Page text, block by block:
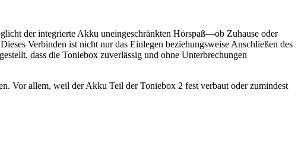
der integrierte Akku uneingeschränkten Hörspaß—ob Zuhause oder
Verbinden ist nicht nur das Einlegen beziehungsweise Anschließen des
dass die Toniebox zuverlässig und ohne Unterbrechungen
Vor allem, weil der Akku Teil der Toniebox 2 fest verbaut oder zumindest